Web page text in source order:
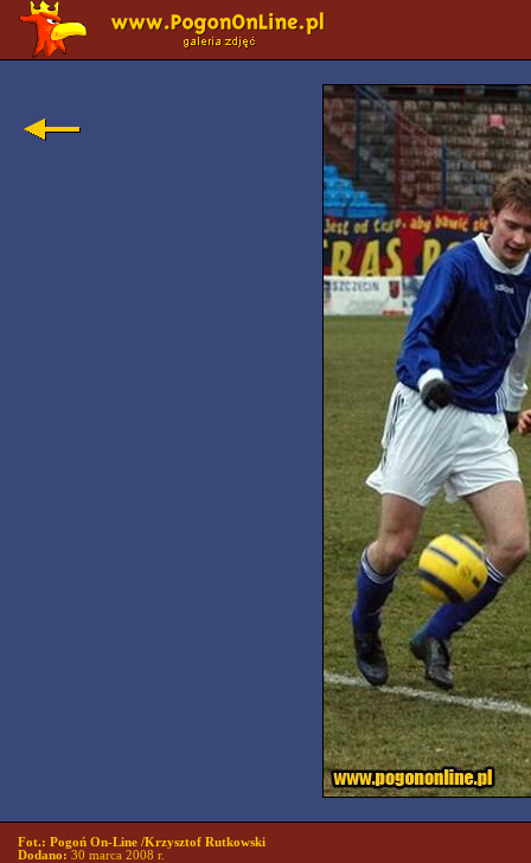
Fot.: Pogoń On-Line /Krzysztof Rutkowski
Dodano: 30 marca 2008 r.